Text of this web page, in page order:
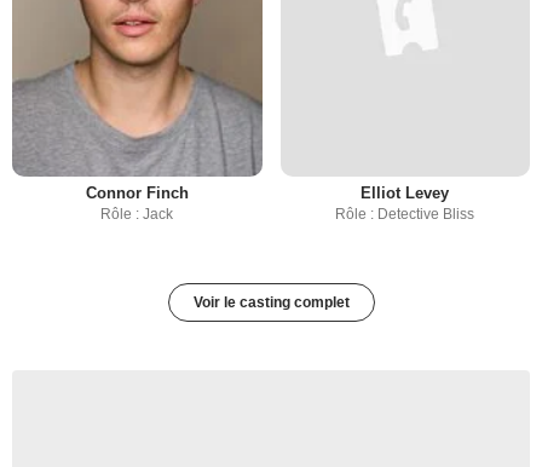
Connor Finch
Rôle : Jack
Elliot Levey
Rôle : Detective Bliss
Voir le casting complet